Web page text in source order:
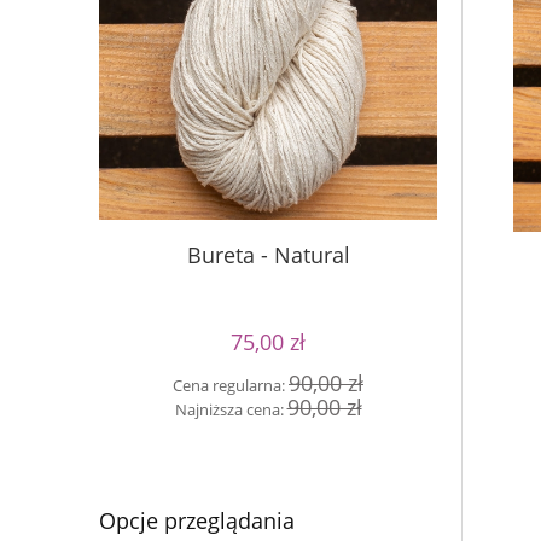
Bureta - Natural
75,00 zł
Cena regularna:90,00 zł
Najniższa cena:90,00 zł
Opcje przeglądania